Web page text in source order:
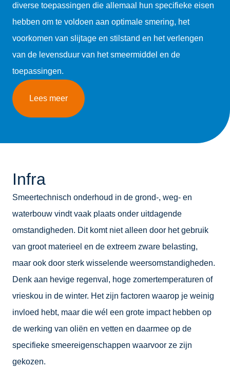
diverse toepassingen die allemaal hun specifieke eisen
hebben om te voldoen aan optimale smering, het
voorkomen van slijtage en stilstand en het verlengen
van de levensduur van het smeermiddel en de
toepassingen.
Lees meer
Infra
Smeertechnisch onderhoud in de grond-, weg- en
waterbouw vindt vaak plaats onder uitdagende
omstandigheden. Dit komt niet alleen door het gebruik
van groot materieel en de extreem zware belasting,
maar ook door sterk wisselende weersomstandigheden.
Denk aan hevige regenval, hoge zomertemperaturen of
vrieskou in de winter. Het zijn factoren waarop je weinig
invloed hebt, maar die wél een grote impact hebben op
de werking van oliën en vetten en daarmee op de
specifieke smeereigenschappen waarvoor ze zijn
gekozen.